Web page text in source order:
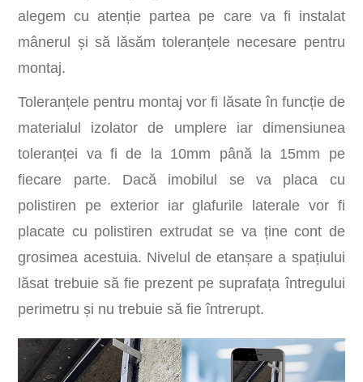
alegem cu atenție partea pe care va fi instalat
mânerul și să lăsăm toleranțele necesare pentru
montaj.
Toleranțele pentru montaj vor fi lăsate în funcție de
materialul izolator de umplere iar dimensiunea
toleranței va fi de la 10mm până la 15mm pe
fiecare parte. Dacă imobilul se va placa cu
polistiren pe exterior iar glafurile laterale vor fi
placate cu polistiren extrudat se va ține cont de
grosimea acestuia. Nivelul de etanșare a spațiului
lăsat trebuie să fie prezent pe suprafața întregului
perimetru și nu trebuie să fie întrerupt.